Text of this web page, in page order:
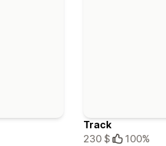
Track
230 $
100%